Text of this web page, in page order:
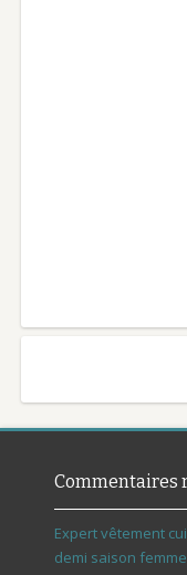
Commentaires
Expert vêtement
demi saison